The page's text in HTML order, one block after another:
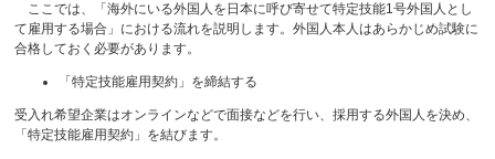
ここでは、「海外にいる外国人を日本に呼び寄せて特定技能1号外国人とし
て雇用する場合」における流れを説明します。外国人本人はあらかじめ試験に
合格しておく必要があります。
「特定技能雇用契約」を締結する
受入れ希望企業はオンラインなどで面接などを行い、採用する外国人を決め、
「特定技能雇用契約」を結びます。